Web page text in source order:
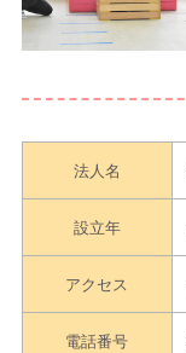
法人名
設立年
アクセス
電話番号